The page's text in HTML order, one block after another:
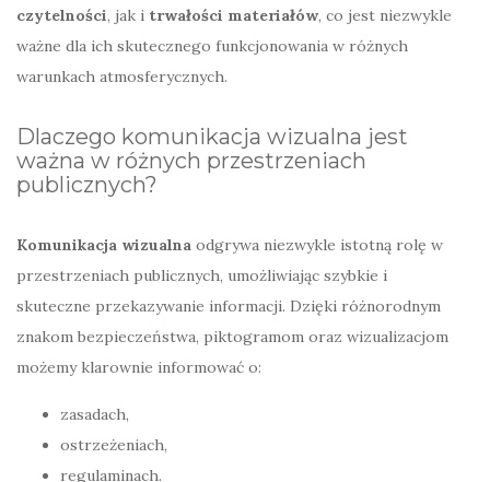
czytelności, jak i trwałości materiałów, co jest niezwykle
ważne dla ich skutecznego funkcjonowania w różnych
warunkach atmosferycznych.
Dlaczego komunikacja wizualna jest
ważna w różnych przestrzeniach
publicznych?
Komunikacja wizualna odgrywa niezwykle istotną rolę w
przestrzeniach publicznych, umożliwiając szybkie i
skuteczne przekazywanie informacji. Dzięki różnorodnym
znakom bezpieczeństwa, piktogramom oraz wizualizacjom
możemy klarownie informować o:
zasadach,
ostrzeżeniach,
regulaminach.